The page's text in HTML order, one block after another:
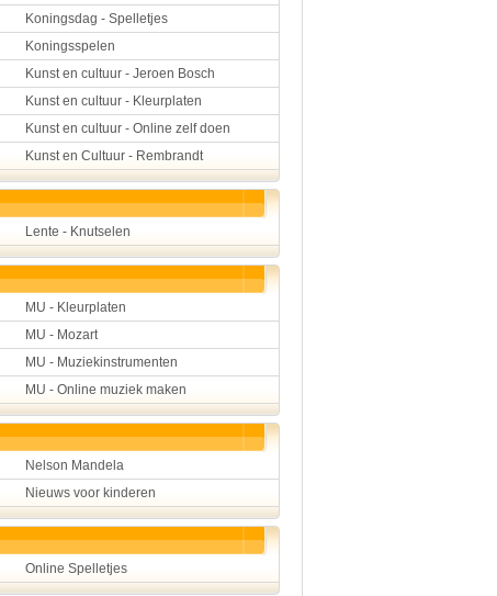
Koningsdag - Spelletjes
Koningsspelen
Kunst en cultuur - Jeroen Bosch
Kunst en cultuur - Kleurplaten
Kunst en cultuur - Online zelf doen
Kunst en Cultuur - Rembrandt
Lente - Knutselen
MU - Kleurplaten
MU - Mozart
MU - Muziekinstrumenten
MU - Online muziek maken
Nelson Mandela
Nieuws voor kinderen
Online Spelletjes